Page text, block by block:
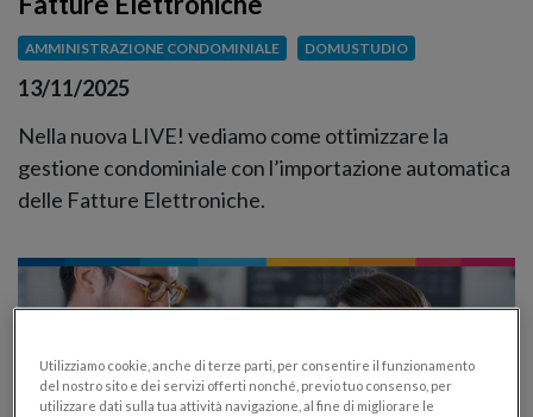
AMMINISTRAZIONE CONDOMINIALE DOMUSTUDIO
13/11/2025
Nella nuova LIVE! vediamo come ottimizzare la
gestione condominiale con l’importazione automatica
delle Fatture Elettroniche.
Utilizziamo cookie, anche di terze parti, per consentire il funzionamento
del nostro sito e dei servizi offerti nonché, previo tuo consenso, per
utilizzare dati sulla tua attività navigazione, al fine di migliorare le